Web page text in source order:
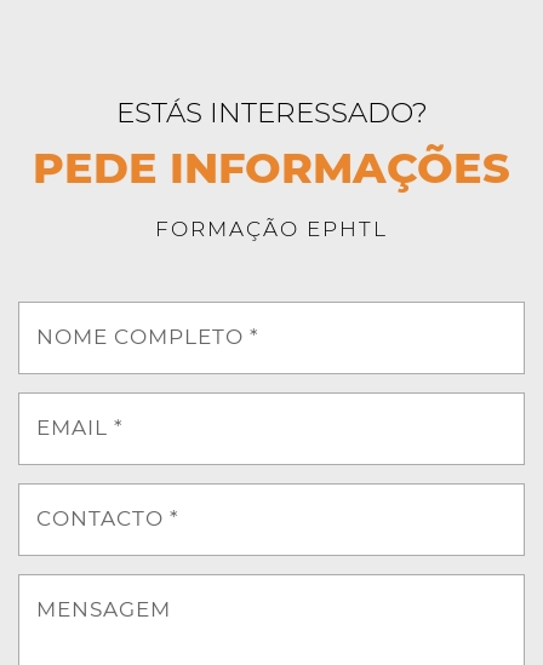
ESTÁS INTERESSADO?
PEDE INFORMAÇÕES
FORMAÇÃO EPHTL
NOME COMPLETO *
EMAIL *
CONTACTO *
MENSAGEM